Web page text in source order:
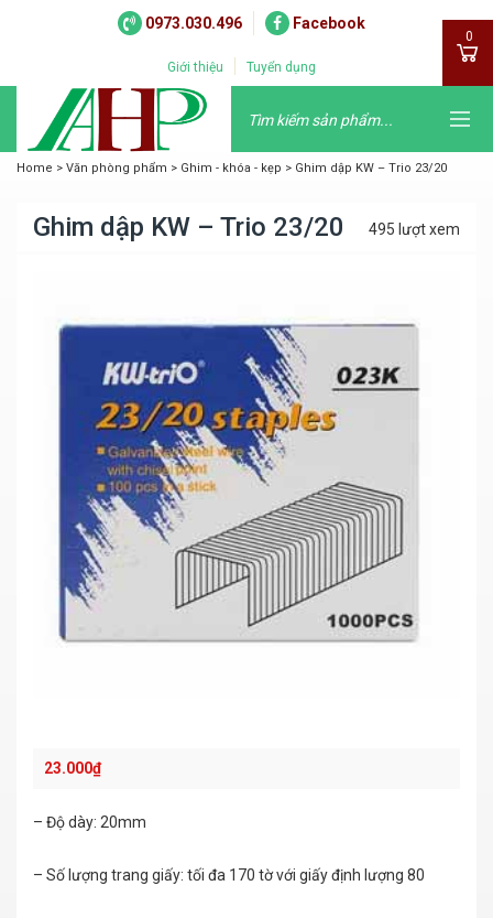
0973.030.496 Facebook
Giới thiệu Tuyển dụng
0
Home > Văn phòng phẩm > Ghim - khóa - kẹp > Ghim dập KW – Trio 23/20
Ghim dập KW – Trio 23/20 495 lượt xem
23.000₫
– Độ dày: 20mm
– Số lượng trang giấy: tối đa 170 tờ với giấy định lượng 80